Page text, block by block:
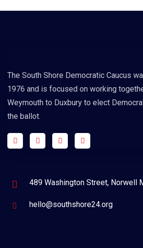
The South Shore Democratic Caucus
1976 and is focused on working
Weymouth to Duxbury to elect
the ballot.
489 Washington Street, Norwell
hello@southshore24.org